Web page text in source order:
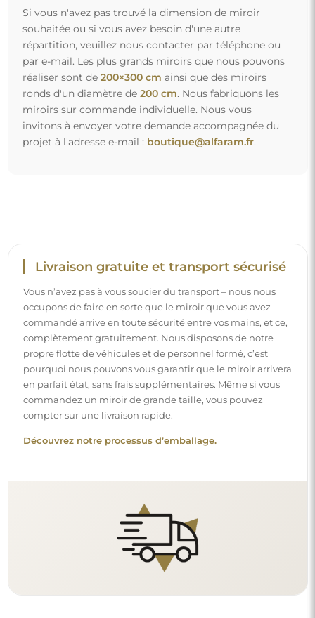
occupons de faire en sorte que le miroir que vous avez
commandé arrive en toute sécurité entre vos mains, et ce,
complètement gratuitement. Nous disposons de notre
propre flotte de véhicules et de personnel formé, c’est
pourquoi nous pouvons vous garantir que le miroir arrivera
en parfait état, sans frais supplémentaires. Même si vous
commandez un miroir de grande taille, vous pouvez
compter sur une livraison rapide.
Découvrez notre processus d’emballage.
Montage facile
Nous nous chargeons de la fabrication et de la livraison
des miroirs, tandis que l’installation est à votre
responsabilité. Étant donné les particularités de chaque
espace, nous ne proposons pas d’accessoires de montage
standards. Cela vous offre la liberté de sélectionner les
chevilles ou crochets qui conviennent le mieux à vos murs